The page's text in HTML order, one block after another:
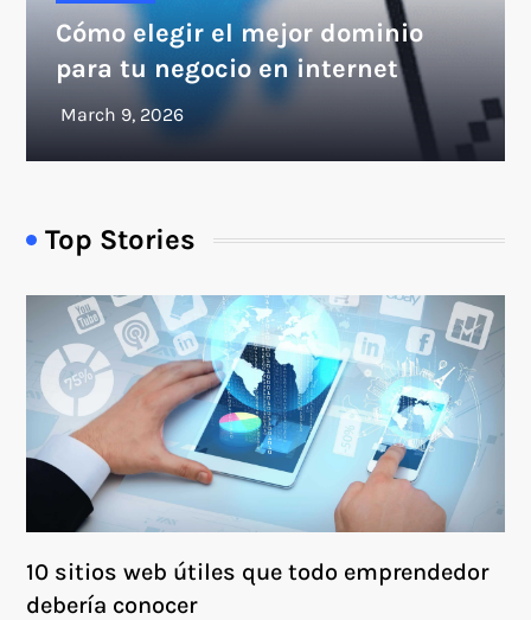
Cómo elegir el mejor dominio
para tu negocio en internet
Top Stories
10 sitios web útiles que todo emprendedor
debería conocer